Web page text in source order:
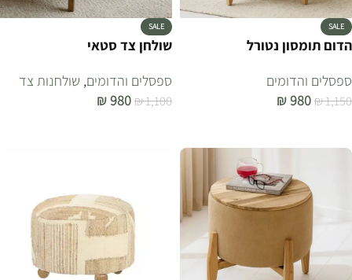
SALE
הדום תומסון נטורל
ספסלים והדומים
₪1,150
₪980
SALE
שולחן צד סטאי
ספסלים והדומים, שולחנות צד
₪1,100
₪980